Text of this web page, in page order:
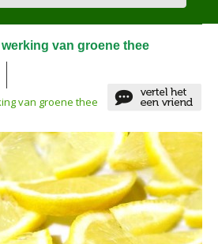
van groene thee
van groene thee